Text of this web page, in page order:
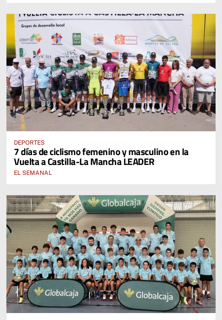
DEPORTES
7 días de ciclismo femenino y masculino en la
Vuelta a Castilla-La Mancha LEADER
EL SEMANAL